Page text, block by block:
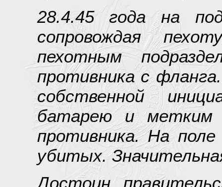
28.4.45 года на
сопровождая
пехотным
противника с
собственной
батарею и метким
противника. На
убитых.
Достоин